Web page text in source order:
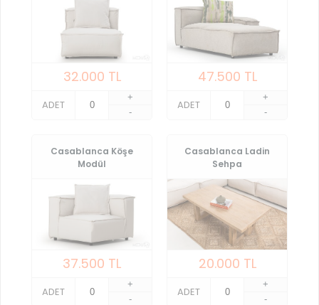
32.000 TL
ADET
+
-
47.500 TL
ADET
+
-
Casablanca Köşe
Modül
37.500 TL
ADET
+
-
Casablanca Ladin
Sehpa
20.000 TL
ADET
+
-